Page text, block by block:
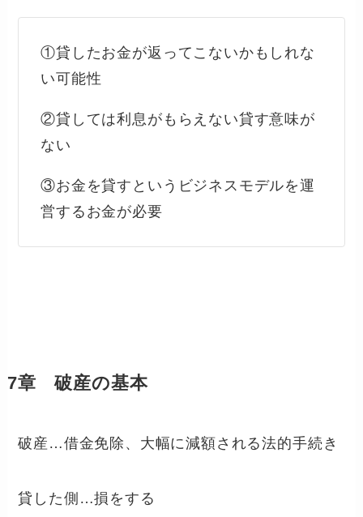
①貸したお金が返ってこないかもしれな
い可能性
②貸しては利息がもらえない貸す意味が
ない
③お金を貸すというビジネスモデルを運
営するお金が必要
7章 破産の基本
破産…借金免除、大幅に減額される法的手続き
貸した側…損をする